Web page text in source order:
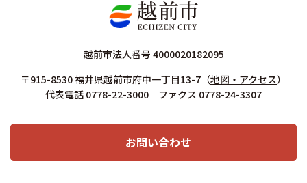
越前市法人番号 4000020182095
〒915-8530 福井県越前市府中一丁目13-7 （地図・アクセス）
代表電話 0778-22-3000 ファクス 0778-24-3307
お問い合わせ